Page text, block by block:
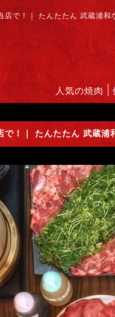
で！｜ たんたたん 武蔵浦和
人気の焼肉
で！｜ たんたたん 武蔵浦